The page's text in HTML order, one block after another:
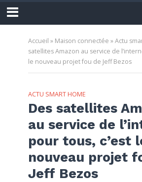
Accueil » Maison connectée »Actu
satellites Amazon au service de
le nouveau projet fou de Jeff Bezos
ACTU SMART HOME
Des satellites
au service de
pour tous, c’est
nouveau projet
Jeff Bezos